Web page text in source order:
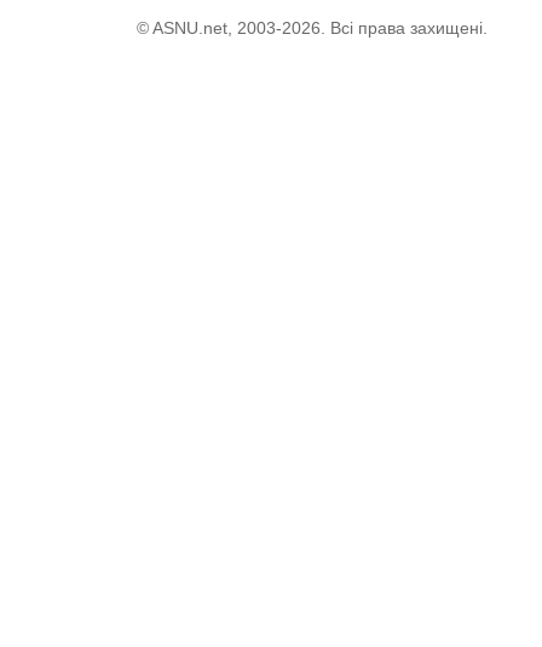
© ASNU.net, 2003-2026. Всі права захищені.